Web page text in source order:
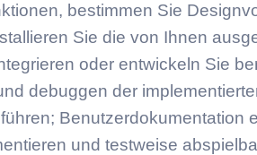
bestimmen Sie
Sie die von Ihnen
oder entwickeln Sie
debuggen der
und testweise